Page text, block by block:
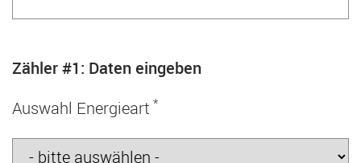
Zähler #1: Daten eingeben
Auswahl Energieart *